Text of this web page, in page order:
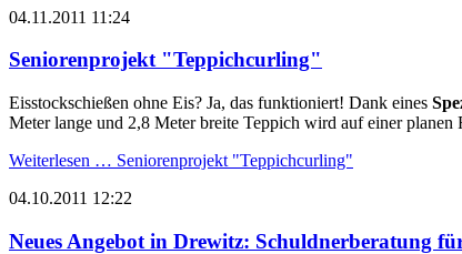
04.11.2011 11:24
Seniorenprojekt "Teppichcurling"
Eisstockschießen ohne Eis? Ja, das funktioniert! Dank eines
Meter lange und 2,8 Meter breite Teppich wird auf einer planen
Weiterlesen … Seniorenprojekt "Teppichcurling"
04.10.2011 12:22
Neues Angebot in Drewitz: Schuldnerberatung